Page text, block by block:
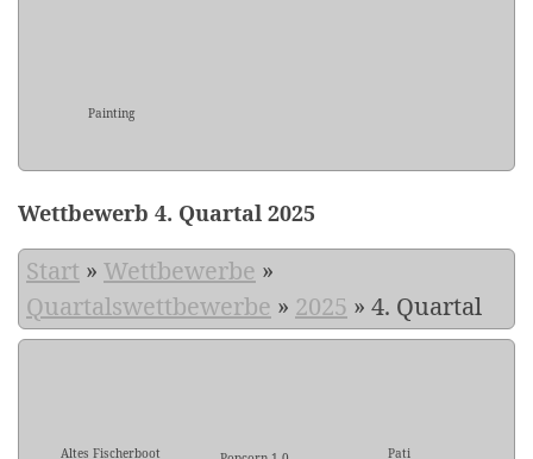
Painting
Wettbewerb 4. Quartal 2025
Start » Wettbewerbe »
Quartalswettbewerbe » 2025 » 4. Quartal
Altes Fischerboot Pati